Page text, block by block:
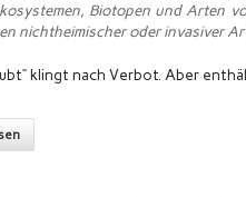
Biotopen und Arten
nichtheimischer oder invasiver
klingt nach Verbot. Aber